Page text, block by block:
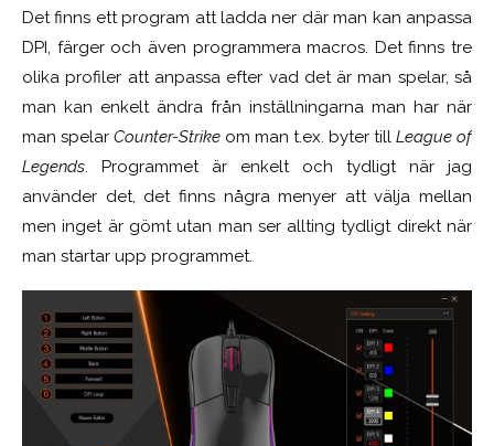
Det finns ett program att ladda ner där man kan anpassa
DPI, färger och även programmera macros. Det finns tre
olika profiler att anpassa efter vad det är man spelar, så
man kan enkelt ändra från inställningarna man har när
man spelar Counter-Strike om man t.ex. byter till League of
Legends. Programmet är enkelt och tydligt när jag
använder det, det finns några menyer att välja mellan
men inget är gömt utan man ser allting tydligt direkt när
man startar upp programmet.